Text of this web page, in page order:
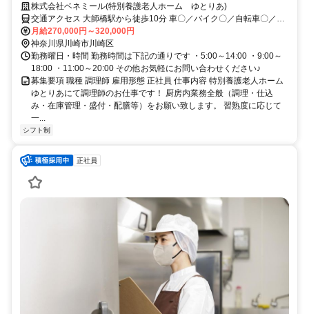
株式会社ベネミール(特別養護老人ホーム ゆとりあ)
交通アクセス 大師橋駅から徒歩10分 車〇／バイク〇／自転車〇／公
共交通機関〇
月給270,000円～320,000円
神奈川県川崎市川崎区
勤務曜日・時間 勤務時間は下記の通りです ・5:00～14:00 ・9:00～
18:00 ・11:00～20:00 その他お気軽にお問い合わせください♪
募集要項 職種 調理師 雇用形態 正社員 仕事内容 特別養護老人ホーム
ゆとりあにて調理師のお仕事です！ 厨房内業務全般（調理・仕込
み・在庫管理・盛付・配膳等）をお願い致します。 習熟度に応じて
一...
シフト制
正社員